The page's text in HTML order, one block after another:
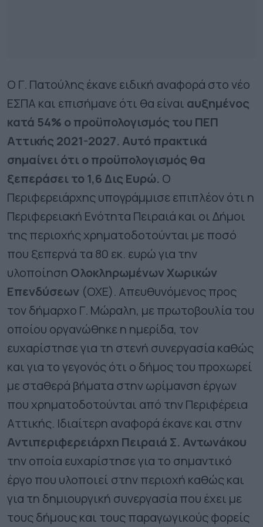
Ο Γ. Πατούλης έκανε ειδική αναφορά στο νέο
ΕΣΠΑ και επισήμανε ότι θα είναι αυξημένος
κατά 54% ο προϋπολογισμός του ΠΕΠ
Αττικής 2021-2027. Αυτό πρακτικά
σημαίνει ότι ο προϋπολογισμός θα
ξεπεράσει το 1,6 Δις Ευρώ. Ο
Περιφερειάρχης υπογράμμισε επιπλέον ότι η
Περιφερειακή Ενότητα Πειραιά και οι Δήμοι
της περιοχής χρηματοδοτούνται με ποσό
που ξεπερνά τα 80 εκ. ευρώ για την
υλοποίηση Ολοκληρωμένων Χωρικών
Επενδύσεων (ΟΧΕ). Απευθυνόμενος προς
τον δήμαρχο Γ. Μώραλη, με πρωτοβουλία του
οποίου οργανώθηκε η ημερίδα, τον
ευχαρίστησε για τη στενή συνεργασία καθώς
και για το γεγονός ότι ο δήμος του προχωρεί
με σταθερά βήματα στην ωρίμανση έργων
που χρηματοδοτούνται από την Περιφέρεια
Αττικής. Ιδιαίτερη αναφορά έκανε και στην
Αντιπεριφερειάρχη Πειραιά Σ. Αντωνάκου
την οποία ευχαρίστησε για το σημαντικό
έργο που υλοποιεί στην περιοχή καθώς και
για τη δημιουργική συνεργασία που έχει με
τους δήμους και τους παραγωγικούς φορείς